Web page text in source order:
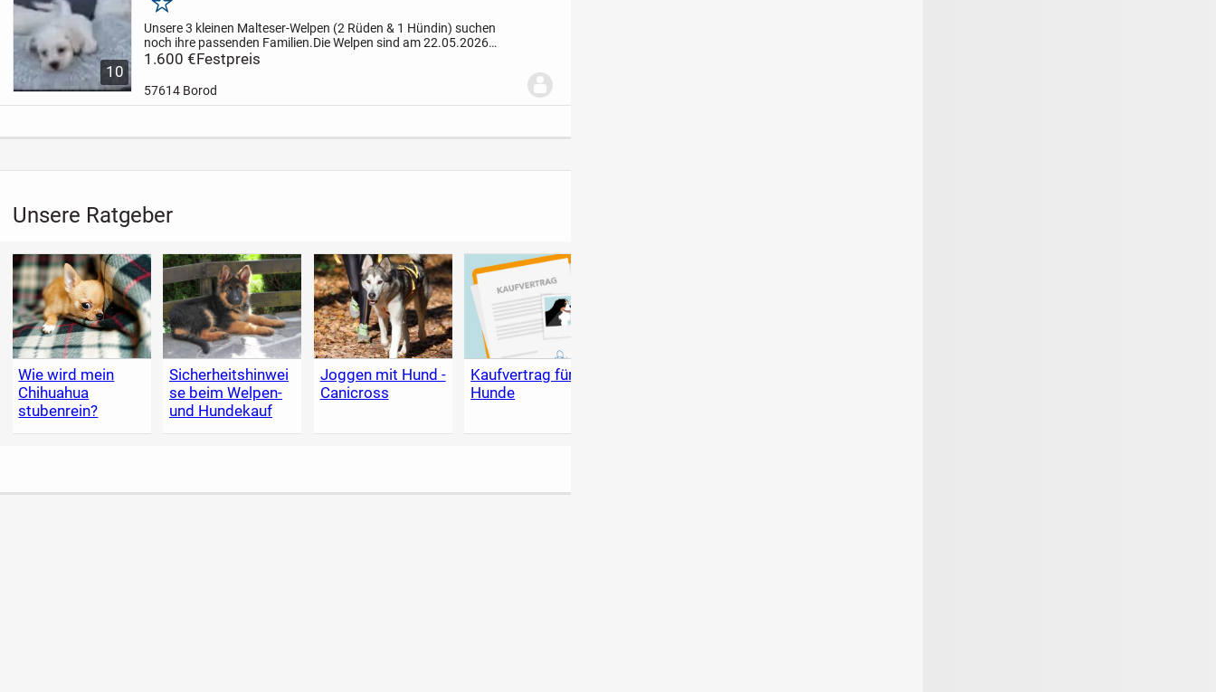
10
Merken
Unsere 3 kleinen Malteser-Welpen (2 Rüden & 1 Hündin) suchen
noch ihre passenden Familien.Die Welpen sind am 22.05.2026
geboren und wachsen liebevoll in unserer Familie auf. Beide
Elterntiere sind...
1.600 €Festpreis
57614 Borod
Unsere Ratgeber
Wie wird mein
Chihuahua
stubenrein?
Sicherheitshinwei
se beim Welpen-
und Hundekauf
Joggen mit Hund -
Canicross
Kaufvertrag für
Hunde